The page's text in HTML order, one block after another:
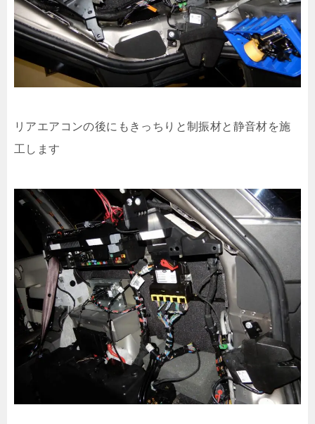
リアエアコンの後にもきっちりと制振材と静音材を施
工します